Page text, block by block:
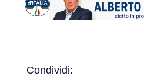
Condividi: